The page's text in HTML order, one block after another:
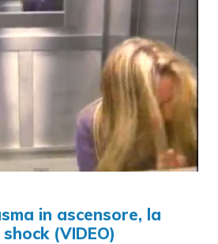
in ascensore, la
(VIDEO)